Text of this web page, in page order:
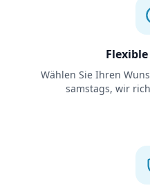
Wählen Sie Ihren
samstags, wir